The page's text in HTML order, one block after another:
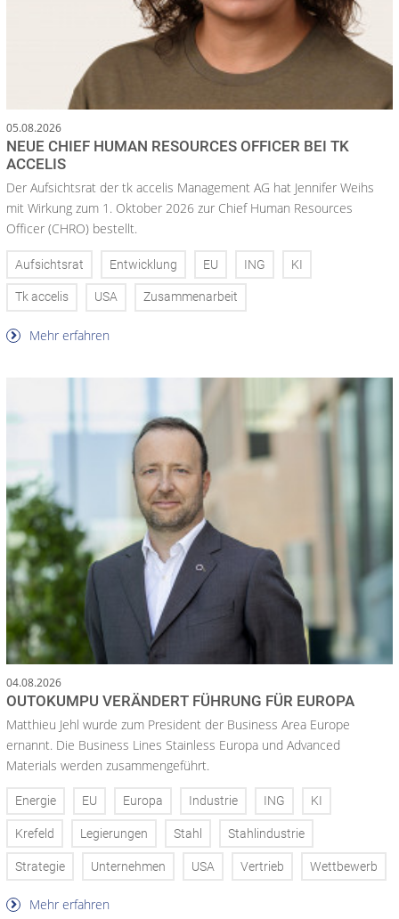
05.08.2026
NEUE CHIEF HUMAN RESOURCES OFFICER BEI TK
ACCELIS
Der Aufsichtsrat der tk accelis Management AG hat Jennifer Weihs
mit Wirkung zum 1. Oktober 2026 zur Chief Human Resources
Officer (CHRO) bestellt.
Aufsichtsrat Entwicklung EU ING KI
Tk accelis USA Zusammenarbeit
Mehr erfahren
04.08.2026
OUTOKUMPU VERÄNDERT FÜHRUNG FÜR EUROPA
Matthieu Jehl wurde zum President der Business Area Europe
ernannt. Die Business Lines Stainless Europa und Advanced
Materials werden zusammengeführt.
Energie EU Europa Industrie ING KI
Krefeld Legierungen Stahl Stahlindustrie
Strategie Unternehmen USA Vertrieb Wettbewerb
Mehr erfahren